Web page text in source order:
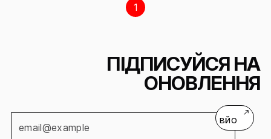
1
ПІДПИСУЙСЯ НА
ОНОВЛЕННЯ
вйо
Залишай контакт
Ми зв’яжемось і допоможемо
зрозуміти, що підійде саме тобі!